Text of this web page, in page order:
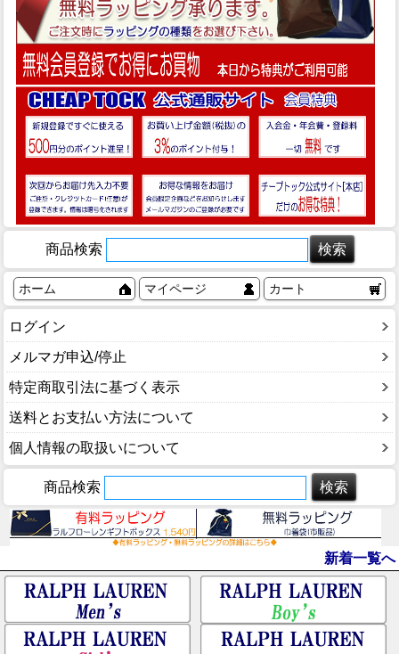
商品検索
ホーム マイページ カート
ログイン
メルマガ申込/停止
特定商取引法に基づく表示
送料とお支払い方法について
個人情報の取扱いについて
商品検索
新着一覧へ